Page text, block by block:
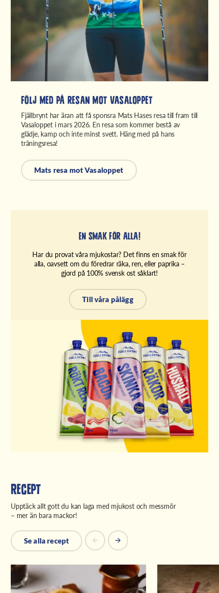
Följ med på resan mot Vasaloppet
Fjällbrynt har äran att få sponsra Mats Hases resa till fram till
Vasaloppet i mars 2026. En resa som kommer bestå av
glädje, kamp och inte minst svett. Häng med på hans
träningsresa!
Mats resa mot Vasaloppet
En smak för alla!
Har du provat våra mjukostar? Det finns en smak för
alla, oavsett om du föredrar räka, ren, eller paprika –
gjord på 100% svensk ost såklart!
Till våra pålägg
Recept
Upptäck allt gott du kan laga med mjukost och messmör
– mer än bara mackor!
Se alla recept